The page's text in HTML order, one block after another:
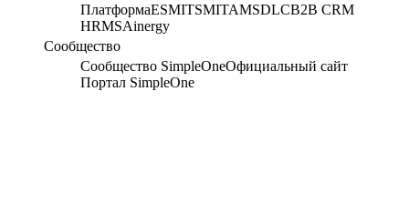
ПлатформаESMITSMITAMSDLCB2B CRM
HRMSAinergy
Сообщество
Сообщество SimpleOneОфициальный сайт
Портал SimpleOne